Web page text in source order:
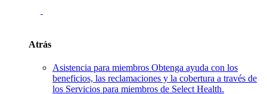
Atrás
Asistencia para miembros Obtenga ayuda con los
beneficios, las reclamaciones y la cobertura a través de
los Servicios para miembros de Select Health.